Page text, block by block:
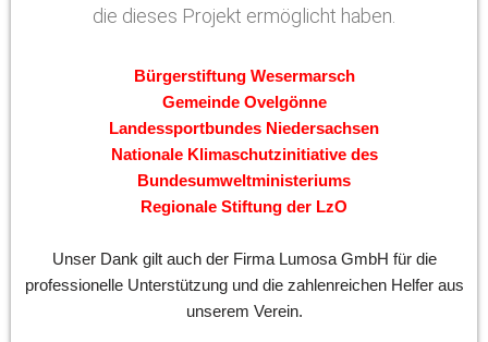
die dieses Projekt ermöglicht haben.
Bürgerstiftung Wesermarsch
Gemeinde Ovelgönne
Landessportbundes Niedersachsen
Nationale Klimaschutzinitiative des
Bundesumweltministeriums
Regionale Stiftung der LzO
Unser Dank gilt auch der Firma Lumosa GmbH für die
professionelle Unterstützung und die zahlenreichen Helfer aus
unserem Verein.